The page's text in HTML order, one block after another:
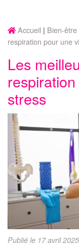
Accueil Bien-être
respiration pour une
Les
stress
Publié le 17 avril